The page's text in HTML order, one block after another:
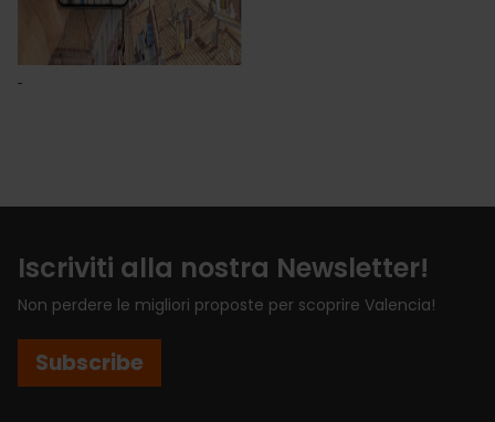
Iscriviti alla nostra Newsletter!
Non perdere le migliori proposte per scoprire Valencia!
Subscribe